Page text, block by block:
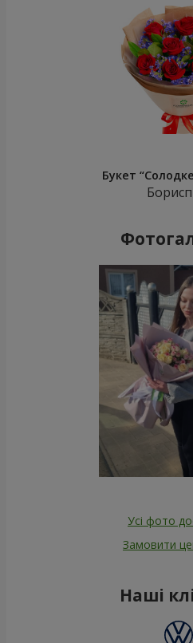
Букет
Усі фото
Замовити
Наші